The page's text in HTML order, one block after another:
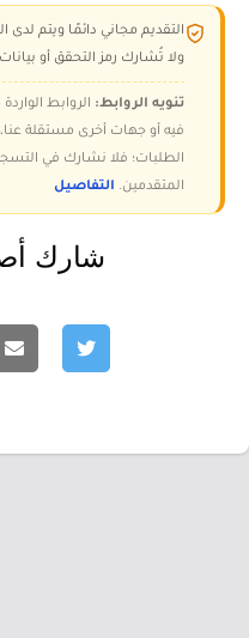
التقديم مجاني دائمًا ويتم لدى
ولا تُشارك رمز التحقق أو
تنويه الروابط: الروابط
فيه أو جهات أخرى مستقلة
الطلبات؛ فلا نشارك في
المتقدمين. التفاصيل
شارك